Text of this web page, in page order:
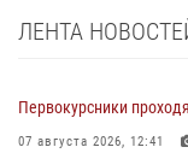
ЛЕНТА
Первокурсники
07 августа 2026, 12:41